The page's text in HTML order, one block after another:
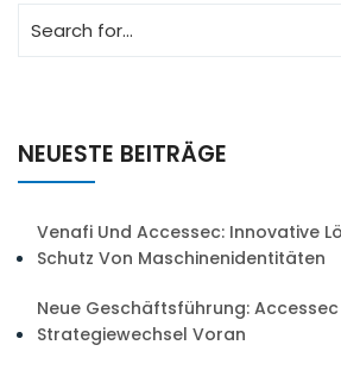
NEUESTE BEITRÄGE
Venafi Und Accessec: Innovative
Schutz Von Maschinenidentitäten
Neue Geschäftsführung:
Strategiewechsel Voran